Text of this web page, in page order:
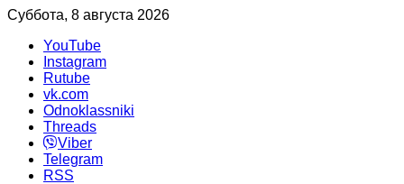
Суббота, 8 августа 2026
YouTube
Instagram
Rutube
vk.com
Odnoklassniki
Threads
Viber
Telegram
RSS